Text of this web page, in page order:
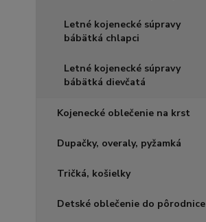
Letné kojenecké súpravy
bábätká chlapci
Letné kojenecké súpravy
bábätká dievčatá
Kojenecké oblečenie na krst
Dupačky, overaly, pyžamká
Tričká, košielky
Detské oblečenie do pôrodnice